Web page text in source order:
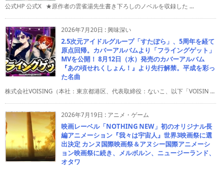
公式HP 公式X ★原作者の雲雀湯先生書き下ろしのノベルを収録した ...
2026年7月20日 :興味深い
2.5次元アイドルグループ「すたぽら」、5周年を経て
原点回帰。カバーアルバムより「フライングゲット」
MVを公開！ 8月12日（水）発売のカバーアルバム
『あの頃せれくしょん！』より先行解禁。平成を彩っ
た名曲
株式会社VOISING（本社：東京都港区、代表取締役：ないこ、以下「VOISIN ...
2026年7月19日 : アニメ・ゲーム
映画レーベル「NOTHING NEW」初のオリジナル長
編アニメーション『我々は宇宙人』世界3映画祭に選
出決定 カンヌ国際映画祭＆アヌシー国際アニメーシ
ョン映画祭に続き、メルボルン、ニュージーランド、
オタワ